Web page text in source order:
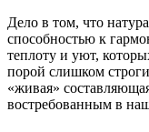
Дело в том, что
способностью к
теплоту и уют,
порой слишком
«живая»
востребованным в